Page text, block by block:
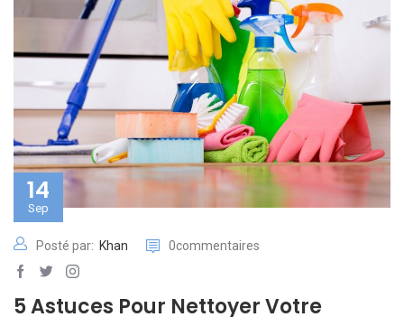
14
Sep
Posté par: Khan 0commentaires
5 Astuces Pour Nettoyer Votre